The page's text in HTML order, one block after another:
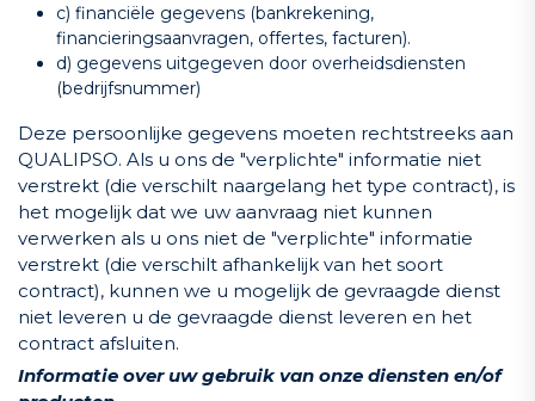
c) financiële gegevens (bankrekening,
financieringsaanvragen, offertes, facturen).
d) gegevens uitgegeven door overheidsdiensten
(bedrijfsnummer)
Deze persoonlijke gegevens moeten rechtstreeks aan
QUALIPSO. Als u ons de "verplichte" informatie niet
verstrekt (die verschilt naargelang het type contract), is
het mogelijk dat we uw aanvraag niet kunnen
verwerken als u ons niet de "verplichte" informatie
verstrekt (die verschilt afhankelijk van het soort
contract), kunnen we u mogelijk de gevraagde dienst
niet leveren u de gevraagde dienst leveren en het
contract afsluiten.
Informatie over uw gebruik van onze diensten en/of